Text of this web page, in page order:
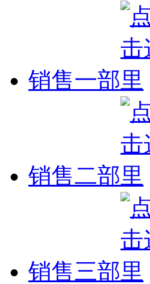
销售一部
销售二部
销售三部